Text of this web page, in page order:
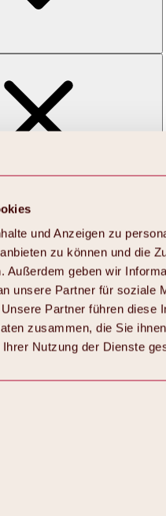
und Anzeigen zu
zu können und die
Außerdem geben wir
unsere Partner für soziale
Partner führen diese
zusammen, die Sie
Nutzung der Dienste